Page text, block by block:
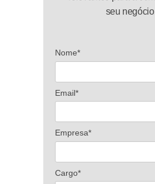
seu
Nome*
Email*
Empresa*
Cargo*